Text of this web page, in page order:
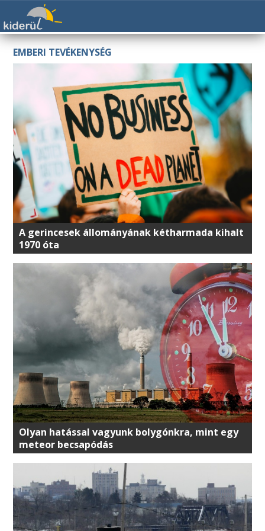
EMBERI TEVÉKENYSÉG
A gerincesek állományának kétharmada kihalt
1970 óta
Olyan hatással vagyunk bolygónkra, mint egy
meteor becsapódás